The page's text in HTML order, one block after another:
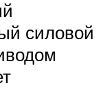
силовой